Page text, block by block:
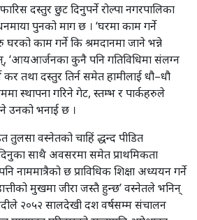
दस्तुर छुट दिनुपर्ने रोल्पा नगरपालिका
पुनको माग छ । ‘घरमा काम गर्ने
काम गर्ने कि श्रमदानमा जाने भन्ने
‘आयआर्जनका कुनै पनि गतिविधिमा संलग्न
तथा दस्तुर तिर्न समेत हामीलाई धौ–धौ
स्थापना गरिने गेट, स्तम्भ र पार्कहरुले
भनाई छ ।
तुलसा वस्नेतको चाहिं द्धन्द पीडित
दिनुका साथै अवसरमा समेत प्राथमिकता
नाममात्रैको छ प्राविधिक शिक्षा अध्ययन गर्ने
हात्तीको मुखमा जीरा जस्तै हुन्छ’ वस्नेतले भनिन्
२०५२ सालदेखी दश वर्षसम्म संचालन